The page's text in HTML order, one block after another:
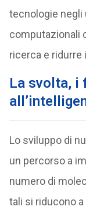
tecnologie negli
computazionali
ricerca e ridurre
La svolta, i
Lo sviluppo di
un percorso a
numero di
tali si riducono